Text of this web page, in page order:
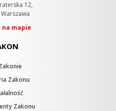
12,
na mapie
Zakonu
Zakonu